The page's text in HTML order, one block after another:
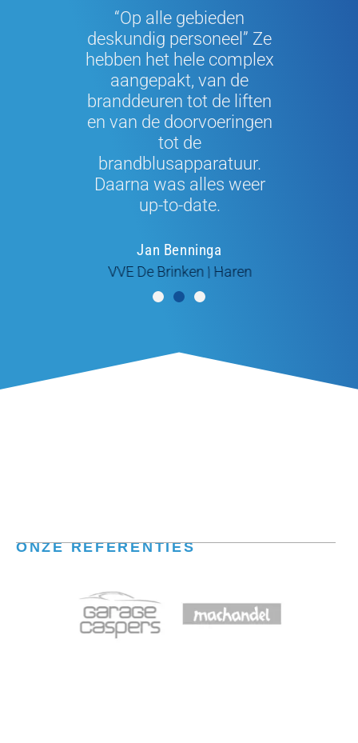
“Op alle gebieden
deskundig personeel” Ze
hebben het hele complex
aangepakt, van de
branddeuren tot de liften
en van de doorvoeringen
tot de
brandblusapparatuur.
Daarna was alles weer
up-to-date.
Jan Benninga
VVE De Brinken | Haren
ONZE REFERENTIES